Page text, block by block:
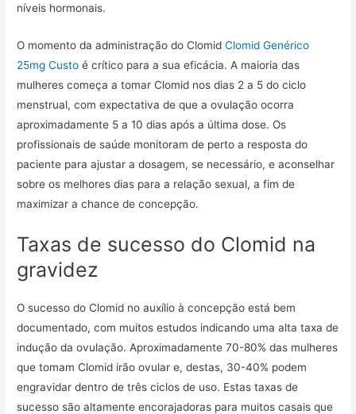
níveis hormonais.
O momento da administração do ClomidClomid Genérico
25mg Custo é crítico para a sua eficácia. A maioria das
mulheres começa a tomar Clomid nos dias 2 a 5 do ciclo
menstrual, com expectativa de que a ovulação ocorra
aproximadamente 5 a 10 dias após a última dose. Os
profissionais de saúde monitoram de perto a resposta do
paciente para ajustar a dosagem, se necessário, e aconselhar
sobre os melhores dias para a relação sexual, a fim de
maximizar a chance de concepção.
Taxas de sucesso do Clomid na
gravidez
O sucesso do Clomid no auxílio à concepção está bem
documentado, com muitos estudos indicando uma alta taxa de
indução da ovulação. Aproximadamente 70-80% das mulheres
que tomam Clomid irão ovular e, destas, 30-40% podem
engravidar dentro de três ciclos de uso. Estas taxas de
sucesso são altamente encorajadoras para muitos casais que